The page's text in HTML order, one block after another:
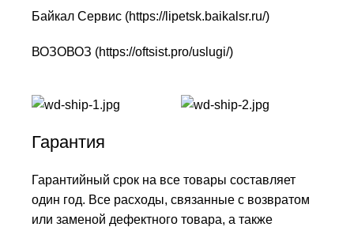
Байкал Сервис (https://lipetsk.baikalsr.ru/)
ВОЗОВОЗ (https://oftsist.pro/uslugi/)
Гарантия
Гарантийный срок на все товары составляет
один год. Все расходы, связанные с возвратом
или заменой дефектного товара, а также